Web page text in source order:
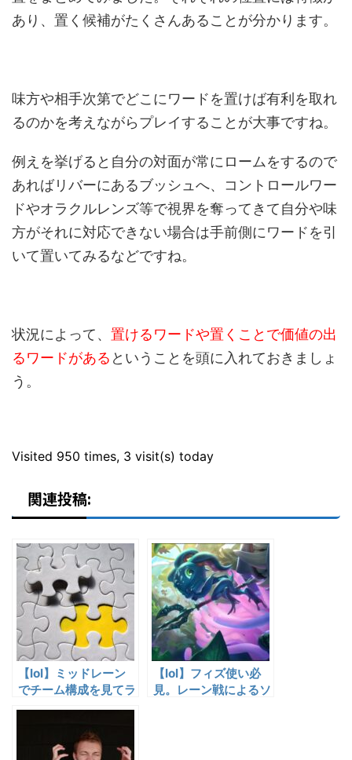
あり、置く候補がたくさんあることが分かります。
味方や相手次第でどこにワードを置けば有利を取れ
るのかを考えながらプレイすることが大事ですね。
例えを挙げると自分の対面が常にロームをするので
あればリバーにあるブッシュへ、コントロールワー
ドやオラクルレンズ等で視界を奪ってきて自分や味
方がそれに対応できない場合は手前側にワードを引
いて置いてみるなどですね。
状況によって、 置けるワードや置くことで価値の出
るワードがある ということを頭に入れておきましょ
う。
Visited 950 times, 3 visit(s) today
関連投稿:
【lol】ミッドレーン
でチーム構成を見てラ
ストピックで何で埋め
【lol】フィズ使い必
見。レーン戦によるソ